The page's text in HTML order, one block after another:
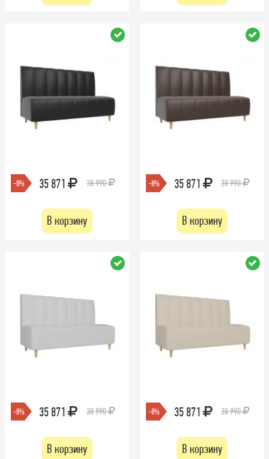
-8% 35 871 38 990
В корзину
-8% 35 871 38 990
В корзину
-8% 35 871 38 990
В корзину
-8% 35 871 38 990
В корзину